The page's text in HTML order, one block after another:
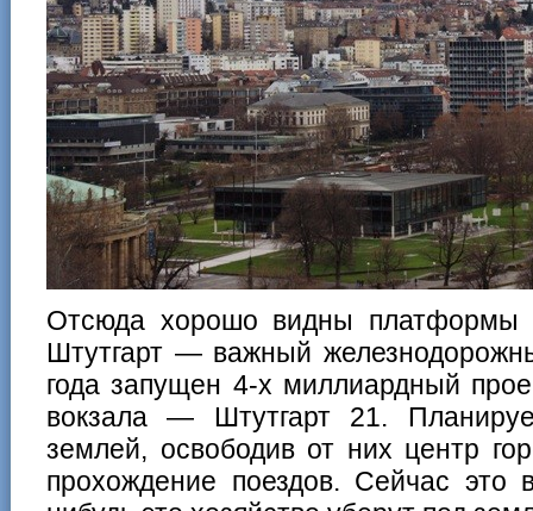
Отсюда хорошо видны платформы
Штутгарт — важный
года запущен 4-х миллиардный
вокзала — Штутгарт 21.
землей, освободив от них центр
прохождение поездов. Сейчас это